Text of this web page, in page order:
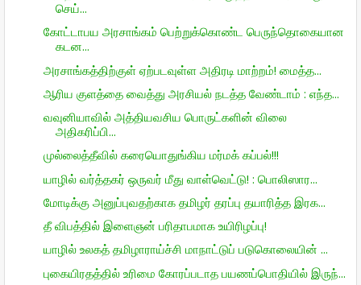
செய்...
கோட்டாபய அரசாங்கம் பெற்றுக்கொண்ட பெருந்தொகையான
கடன...
அரசாங்கத்திற்குள் ஏற்படவுள்ள அதிரடி மாற்றம்! மைத்த...
ஆரிய குளத்தை வைத்து அரசியல் நடத்த வேண்டாம் : எந்த...
வவுனியாவில் அத்தியவசிய பொருட்களின் விலை
அதிகரிப்பி...
முல்லைத்தீவில் கரையொதுங்கிய மர்மக் கப்பல்!!!
யாழில் வர்த்தகர் ஒருவர் மீது வாள்வெட்டு! : பொலிஸார...
மோடிக்கு அனுப்புவதற்காக தமிழர் தரப்பு தயாரித்த இரக...
தீ விபத்தில் இளைஞன் பரிதாபமாக உயிரிழப்பு!
யாழில் உலகத் தமிழாராய்ச்சி மாநாட்டுப் படுகொலையின் ...
புகையிரதத்தில் உரிமை கோரப்படாத பயணப்பொதியில் இருந்...